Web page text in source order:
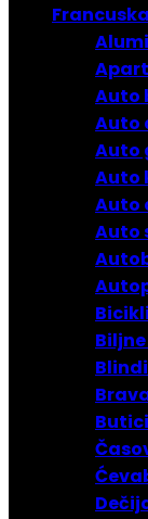
Francuska
Auto
Auto
Auto
Auto
Auto
Auto